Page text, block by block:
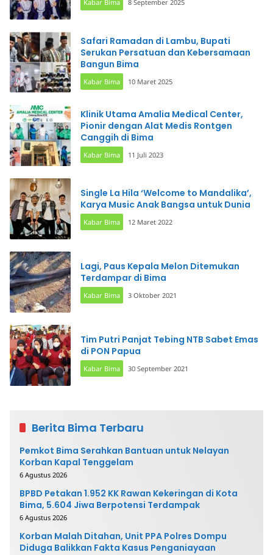
Kabar Bima 8 September 2025
Safari Ramadan di Lambu, Bupati
Serukan Persatuan dan Kebersamaan
Bangun Bima
Kabar Bima 10 Maret 2025
Klinik Utama Amalia Medical Center,
Pionir dengan Alat Medis Rontgen
Canggih di Bima
Kabar Bima 11 Juli 2023
Single La Hila ‘Welcome to Mandalika’,
Karya Music Anak Bangsa untuk Dunia
Kabar Bima 12 Maret 2022
Lagi, Paus Kepala Melon Ditemukan
Terdampar di Bima
Kabar Bima 3 Oktober 2021
Tim Putri Panjat Tebing NTB Sabet Emas
di PON Papua
Kabar Bima 30 September 2021
Berita Bima Terbaru
Pemkot Bima Serahkan Bantuan untuk Nelayan
Korban Kapal Tenggelam
6 Agustus 2026
BPBD Petakan 1.952 KK Rawan Kekeringan di Kota
Bima, 5.604 Jiwa Berpotensi Terdampak
6 Agustus 2026
Korban Malah Ditahan, Unit PPA Polres Dompu
Diduga Balikkan Fakta Kasus Penganiayaan